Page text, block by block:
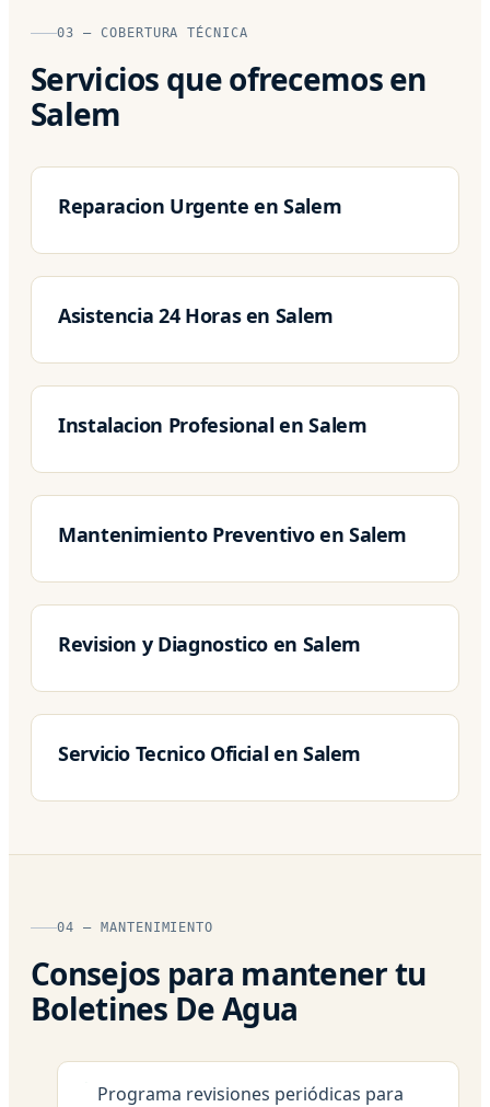
03 — COBERTURA TÉCNICA
Servicios que ofrecemos en
Salem
Reparacion Urgente en Salem
Asistencia 24 Horas en Salem
Instalacion Profesional en Salem
Mantenimiento Preventivo en Salem
Revision y Diagnostico en Salem
Servicio Tecnico Oficial en Salem
04 — MANTENIMIENTO
Consejos para mantener tu
Boletines De Agua
Programa revisiones periódicas para